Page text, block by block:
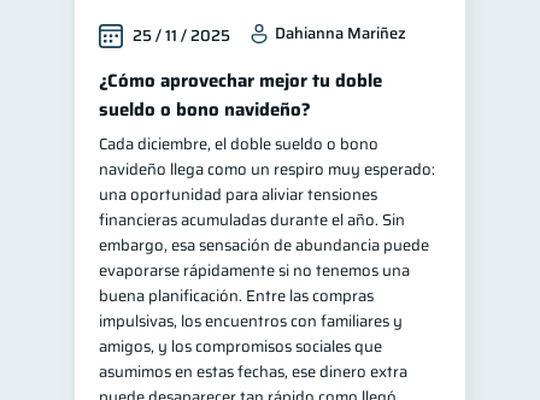
Educación Financiera 1
Información financiera 1
inversiones 1 ahorro
Retiro 1 Doble sueldo 1
Gasto responsable 1
información financiera 1
25 / 11 / 2025 Dahianna Mariñez
¿Cómo aprovechar mejor tu doble
sueldo o bono navideño?
Cada diciembre, el doble sueldo o bono
navideño llega como un respiro muy esperado:
una oportunidad para aliviar tensiones
financieras acumuladas durante el año. Sin
embargo, esa sensación de abundancia puede
evaporarse rápidamente si no tenemos una
buena planificación. Entre las compras
impulsivas, los encuentros con familiares y
amigos, y los compromisos sociales que
asumimos en estas fechas, ese dinero extra